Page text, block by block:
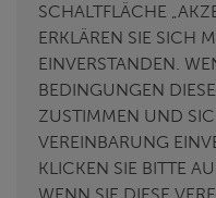
SCHALTFLÄCHE
ERKLÄREN SIE SICH
EINVERSTANDEN.
BEDINGUNGEN
ZUSTIMMEN UND
VEREINBARUNG
KLICKEN SIE BITTE